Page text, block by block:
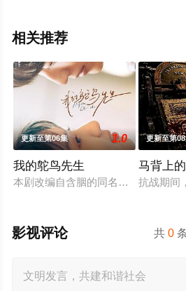
相关推荐
更新至第06集 1.0
我的鸵鸟先生
本剧改编自含胭的同名小说，讲述
更新至第
马背上
抗战期间
共0
影视评论